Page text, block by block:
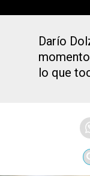
Darío
lo que